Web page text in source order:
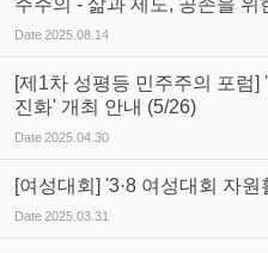
주주의 - 삶과 제도, 공존을 위
Date2025.08.14
[제1차 성평등 민주주의 포럼]
진화' 개최 안내 (5/26)
Date2025.04.30
[여성대회] '3·8 여성대회 자
Date2025.03.31